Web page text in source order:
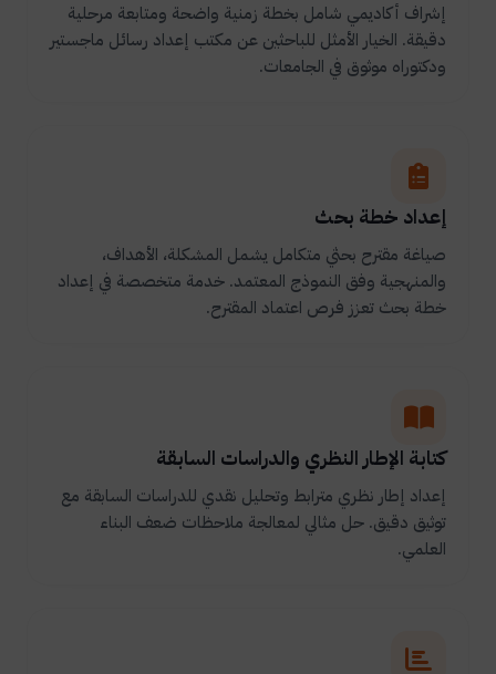
إشراف أكاديمي شامل بخطة زمنية واضحة ومتابعة مرحلية
دقيقة. الخيار الأمثل للباحثين عن مكتب إعداد رسائل ماجستير
ودكتوراه موثوق في الجامعات.
إعداد خطة بحث
صياغة مقترح بحثي متكامل يشمل المشكلة، الأهداف،
والمنهجية وفق النموذج المعتمد. خدمة متخصصة في إعداد
خطة بحث تعزز فرص اعتماد المقترح.
كتابة الإطار النظري والدراسات السابقة
إعداد إطار نظري مترابط وتحليل نقدي للدراسات السابقة مع
توثيق دقيق. حل مثالي لمعالجة ملاحظات ضعف البناء
العلمي.